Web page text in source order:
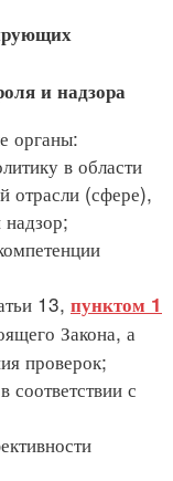
и надзора
органы:
в области
отрасли (сфере),
13, пунктом 1
Закона, а
проверок;
с